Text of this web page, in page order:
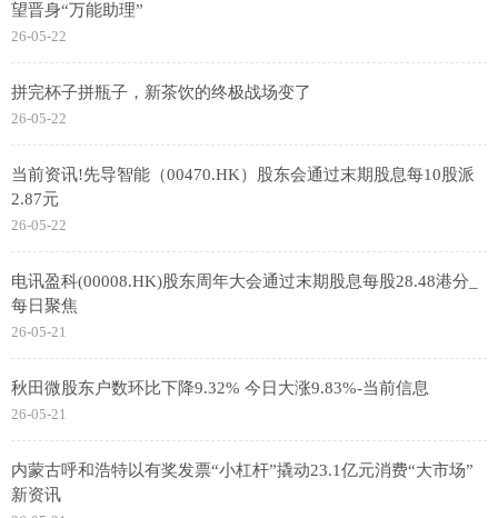
望晋身“万能助理”
26-05-22
拼完杯子拼瓶子，新茶饮的终极战场变了
26-05-22
当前资讯!先导智能（00470.HK）股东会通过末期股息每10股派
2.87元
26-05-22
电讯盈科(00008.HK)股东周年大会通过末期股息每股28.48港分_
每日聚焦
26-05-21
秋田微股东户数环比下降9.32% 今日大涨9.83%-当前信息
26-05-21
内蒙古呼和浩特以有奖发票“小杠杆”撬动23.1亿元消费“大市场”
新资讯